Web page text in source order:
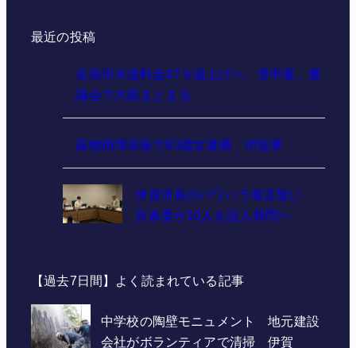
最近の投稿
名張市水道料金47％値上げへ 答申案、審
議会で大筋まとまる
器物損壊容疑で83歳女逮捕 伊賀署
伊賀市長のパワハラ発言疑い
百条委が10人を証人尋問へ
【過去7日間】よく読まれている記事